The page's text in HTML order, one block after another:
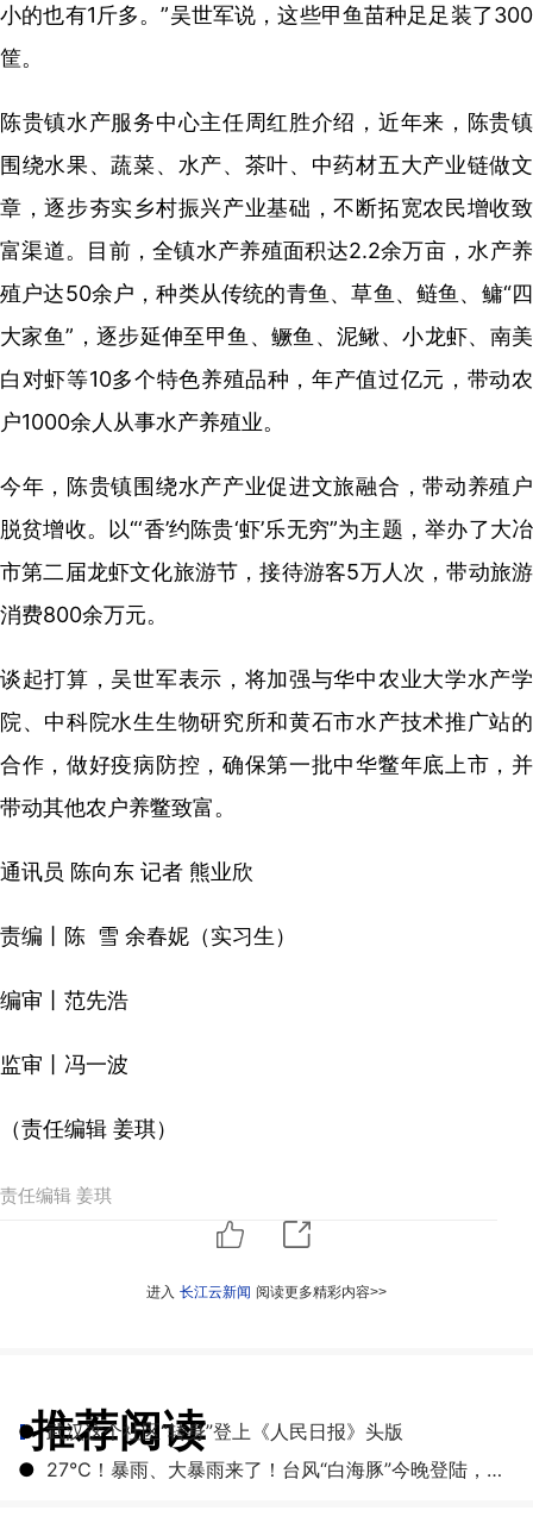
小的也有1斤多。”吴世军说，这些甲鱼苗种足足装了300
筐。
陈贵镇水产服务中心主任周红胜介绍，近年来，陈贵镇
围绕水果、蔬菜、水产、茶叶、中药材五大产业链做文
章，逐步夯实乡村振兴产业基础，不断拓宽农民增收致
富渠道。目前，全镇水产养殖面积达2.2余万亩，水产养
殖户达50余户，种类从传统的青鱼、草鱼、鲢鱼、鳙“四
大家鱼”，逐步延伸至甲鱼、鳜鱼、泥鳅、小龙虾、南美
白对虾等10多个特色养殖品种，年产值过亿元，带动农
户1000余人从事水产养殖业。
今年，陈贵镇围绕水产产业促进文旅融合，带动养殖户
脱贫增收。以“‘香’约陈贵‘虾’乐无穷”为主题，举办了大冶
市第二届龙虾文化旅游节，接待游客5万人次，带动旅游
消费800余万元。
谈起打算，吴世军表示，将加强与华中农业大学水产学
院、中科院水生生物研究所和黄石市水产技术推广站的
合作，做好疫病防控，确保第一批中华鳖年底上市，并
带动其他农户养鳖致富。
通讯员 陈向东 记者 熊业欣
责编丨陈 雪 余春妮（实习生）
编审丨范先浩
监审丨冯一波
（责任编辑 姜琪）
责任编辑 姜琪
进入 长江云新闻 阅读更多精彩内容>>
推荐阅读
● 武汉这个社区“转身”登上《人民日报》头版
●
27℃！暴雨、大暴雨来了！台风“白海豚”今晚登陆，湖北开启降雨降温模式